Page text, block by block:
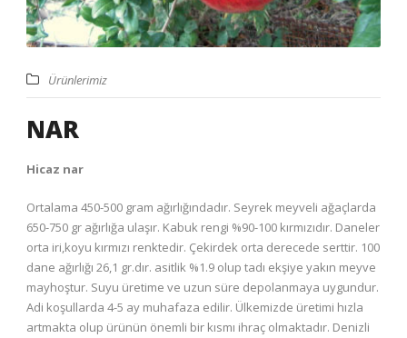
Ürünlerimiz
NAR
Hicaz nar
Ortalama 450-500 gram ağırlığındadır. Seyrek meyveli ağaçlarda
650-750 gr ağırlığa ulaşır. Kabuk rengi %90-100 kırmızıdır. Daneler
orta iri,koyu kırmızı renktedir. Çekirdek orta derecede serttir. 100
dane ağırlığı 26,1 gr.dır. asitlik %1.9 olup tadı ekşiye yakın meyve
mayhoştur. Suyu üretime ve uzun süre depolanmaya uygundur.
Adi koşullarda 4-5 ay muhafaza edilir. Ülkemizde üretimi hızla
artmakta olup ürünün önemli bir kısmı ihraç olmaktadır. Denizli